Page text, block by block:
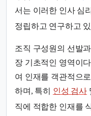
서는 이러한 인사 심
정립하고 연구하고
조직 구성원의 선발
장 기초적인 영역이
여 인재를 객관적으
하며, 특히 인성 검사
직에 적합한 인재를